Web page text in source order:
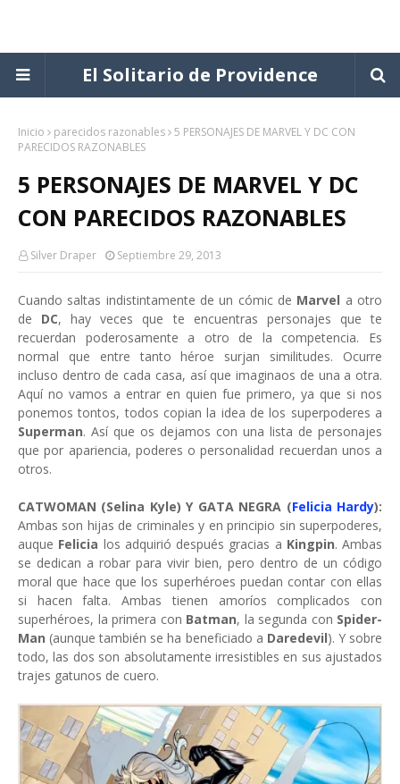
El Solitario de Providence
Inicio parecidos razonables 5 PERSONAJES DE MARVEL Y DC CON
PARECIDOS RAZONABLES
5 PERSONAJES DE MARVEL Y DC
CON PARECIDOS RAZONABLES
Silver Draper Septiembre 29, 2013
Cuando saltas indistintamente de un cómic de Marvel a otro
de DC, hay veces que te encuentras personajes que te
recuerdan poderosamente a otro de la competencia. Es
normal que entre tanto héroe surjan similitudes. Ocurre
incluso dentro de cada casa, así que imaginaos de una a otra.
Aquí no vamos a entrar en quien fue primero, ya que si nos
ponemos tontos, todos copian la idea de los superpoderes a
Superman. Así que os dejamos con una lista de personajes
que por apariencia, poderes o personalidad recuerdan unos a
otros.
CATWOMAN (Selina Kyle) Y GATA NEGRA (Felicia Hardy):
Ambas son hijas de criminales y en principio sin superpoderes,
auque Felicia los adquirió después gracias a Kingpin. Ambas
se dedican a robar para vivir bien, pero dentro de un código
moral que hace que los superhéroes puedan contar con ellas
si hacen falta. Ambas tienen amoríos complicados con
superhéroes, la primera con Batman, la segunda con Spider-
Man (aunque también se ha beneficiado a Daredevil). Y sobre
todo, las dos son absolutamente irresistibles en sus ajustados
trajes gatunos de cuero.